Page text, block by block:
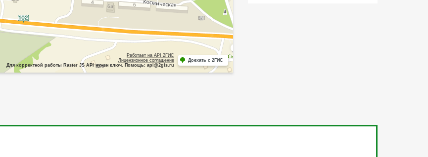
Работает на API 2ГИС
Лицензионное соглашение
Для корректной работы Raster JS API нужен ключ. Помощь: api@2gis.ru
Доехать с 2ГИС